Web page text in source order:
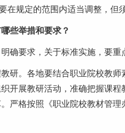
规定的范围内适当调整，但
些举措和要求？
要求，关于标准实施，要重
。各地要结合职业院校教师
开展教研活动，准确把握课
严格按照《职业院校教材管